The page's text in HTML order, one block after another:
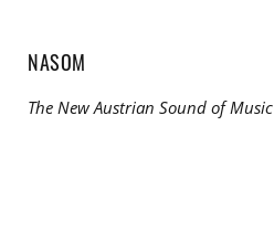
NASOM
The New Austrian Sound of Music